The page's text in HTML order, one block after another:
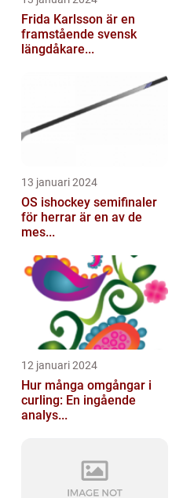
Frida Karlsson är en
framstående svensk
längdåkare...
13 januari 2024
OS ishockey semifinaler
för herrar är en av de
mes...
12 januari 2024
Hur många omgångar i
curling: En ingående
analys...